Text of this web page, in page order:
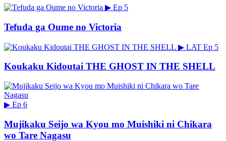
▶ Ep 5
Tefuda ga Oume no Victoria
▶ LAT Ep 5
Koukaku Kidoutai THE GHOST IN THE SHELL
▶ Ep 6
Mujikaku Seijo wa Kyou mo Muishiki ni Chikara
wo Tare Nagasu